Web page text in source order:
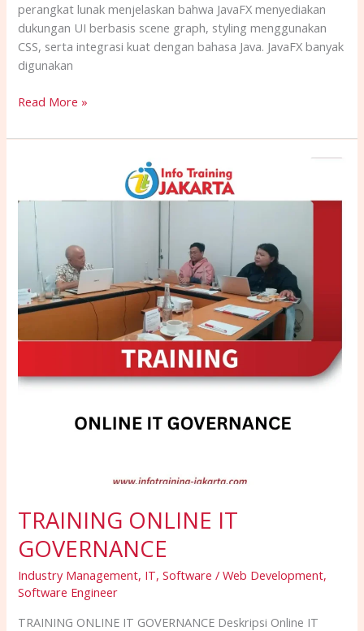
perangkat lunak menjelaskan bahwa JavaFX menyediakan
dukungan UI berbasis scene graph, styling menggunakan
CSS, serta integrasi kuat dengan bahasa Java. JavaFX banyak
digunakan
Read More »
TRAINING ONLINE IT
GOVERNANCE
Industry Management, IT,Software / Web Development,
Software Engineer
TRAINING ONLINE IT GOVERNANCE Deskripsi Online IT
IT
GOVERNANCE